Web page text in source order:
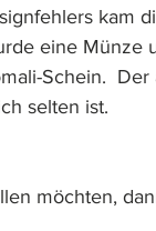
kam
eine Münze
Schein.  Der
selten ist.
möchten,